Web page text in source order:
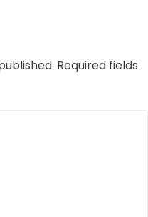
Required fields